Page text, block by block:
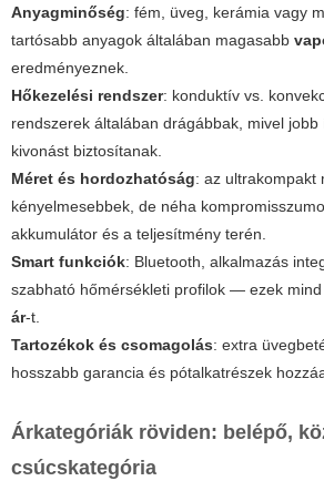
Anyagminőség: fém, üveg, kerámia vagy
tartósabb anyagok általában magasabb
eredményeznek.
Hőkezelési rendszer: konduktív vs.
rendszerek általában drágábbak, mivel
kivonást biztosítanak.
Méret és hordozhatóság: az ultrakompakt
kényelmesebbek, de néha
akkumulátor és a teljesítmény terén.
Smart funkciók: Bluetooth, alkalmazás
szabható hőmérsékleti profilok — ezek
ár-t.
Tartozékok és csomagolás: extra
hosszabb garancia és pótalkatrészek
Árkategóriák röviden: belépő,
csúcskategória